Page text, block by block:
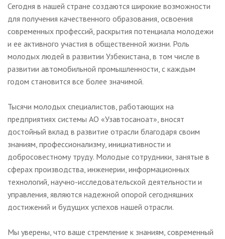
Сегодня в нашей стране создаются широкие возможности
для получения качественного образования, освоения
современных профессий, раскрытия потенциала молодежи
и ее активного участия в общественной жизни. Роль
молодых людей в развитии Узбекистана, в том числе в
развитии автомобильной промышленности, с каждым
годом становится все более значимой.
Тысячи молодых специалистов, работающих на
предприятиях системы АО «Узавтосаноат», вносят
достойный вклад в развитие отрасли благодаря своим
знаниям, профессионализму, инициативности и
добросовестному труду. Молодые сотрудники, занятые в
сферах производства, инженерии, информационных
технологий, научно-исследовательской деятельности и
управления, являются надежной опорой сегодняшних
достижений и будущих успехов нашей отрасли.
Мы уверены, что ваше стремление к знаниям, современный